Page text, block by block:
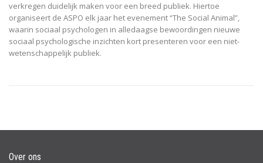
verkregen duidelijk maken voor een breed publiek. Hiertoe
organiseert de ASPO elk jaar het evenement “The Social Animal”,
waarin sociaal psychologen in alledaagse bewoordingen nieuwe
sociaal psychologische inzichten kort presenteren voor een niet-
wetenschappelijk publiek.
Over ons